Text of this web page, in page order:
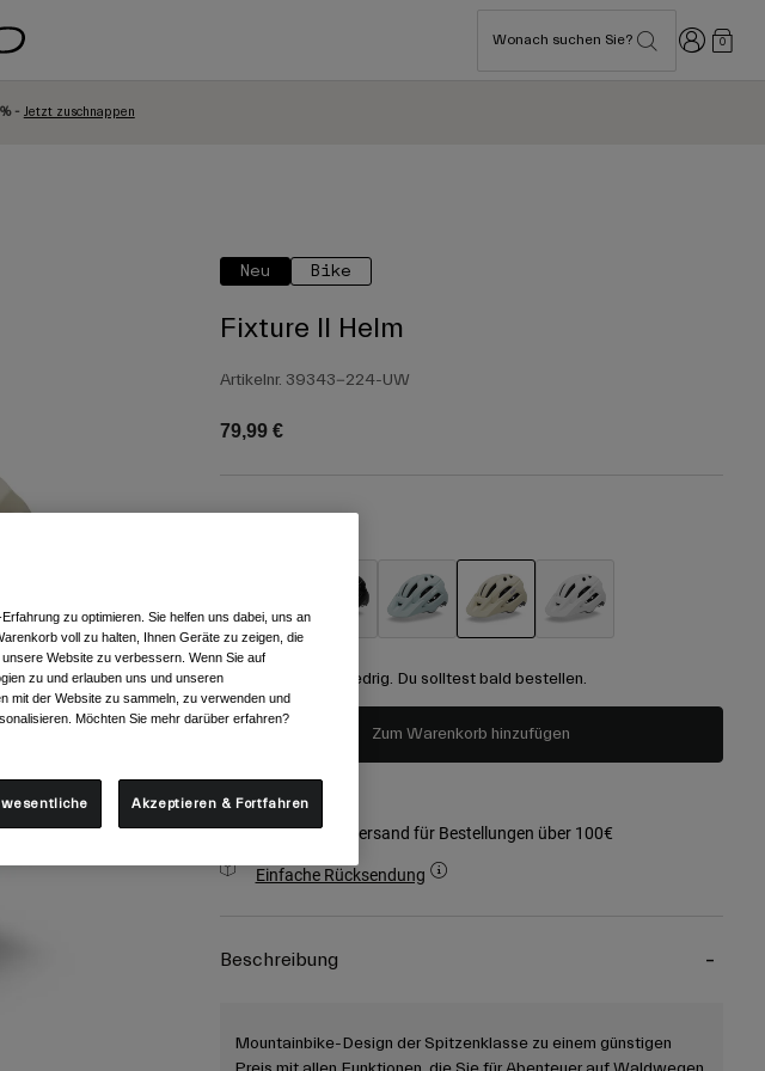
Wonach suchen Sie? Anmelden
0
- Jetzt zuschnappen
Neu Bike
Fixture II Helm
Artikelnr. 39343-224-UW
79,99 €
Der Bestand ist niedrig. Du solltest bald bestellen.
Zum Warenkorb hinzufügen
Kostenloser Versand für Bestellungen über 100€
Einfache Rücksendung
Beschreibung
Mountainbike-Design der Spitzenklasse zu einem günstigen
zu optimieren. Sie helfen uns dabei, uns an
voll zu halten, Ihnen Geräte zu zeigen, die
Website zu verbessern. Wenn Sie auf
zu und erlauben uns und unseren
mit der Website zu sammeln, zu verwenden und
Möchten Sie mehr darüber erfahren?
wesentliche Akzeptieren & Fortfahren